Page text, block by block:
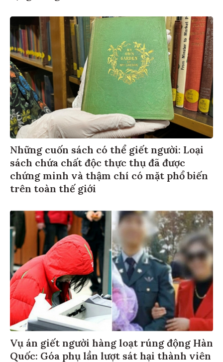
Những cuốn sách có thể giết người: Loại
sách chứa chất độc thực thụ đã được
chứng minh và thậm chí có mặt phổ biến
trên toàn thế giới
Vụ án giết người hàng loạt rúng động Hàn
Quốc: Góa phụ lần lượt sát hại thành viên